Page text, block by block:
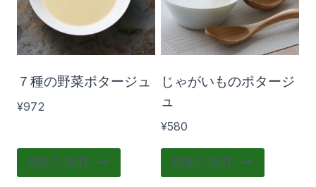
在庫あり
おすすめ商品
７種の野菜ポタージュ
¥972
SOLD OUT
じゃがいものポタージ
ュ
¥580
SOLD OUT